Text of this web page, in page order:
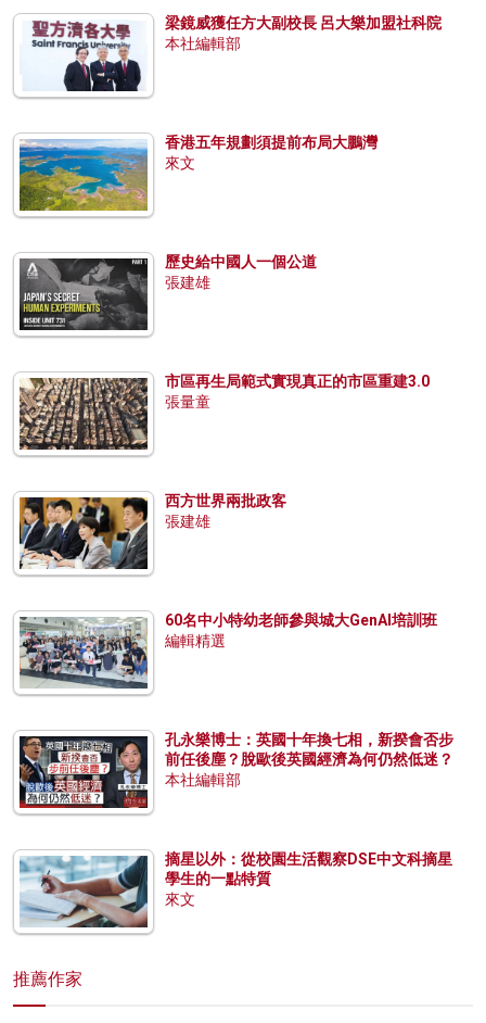
梁鏡威獲任方大副校長 呂大樂加盟社科院
本社編輯部
香港五年規劃須提前布局大鵬灣
來文
歷史給中國人一個公道
張建雄
市區再生局範式實現真正的市區重建3.0
張量童
西方世界兩批政客
張建雄
60名中小特幼老師參與城大GenAI培訓班
編輯精選
孔永樂博士：英國十年換七相，新揆會否步
前任後塵？脫歐後英國經濟為何仍然低迷？
本社編輯部
摘星以外：從校園生活觀察DSE中文科摘星
學生的一點特質
來文
推薦作家